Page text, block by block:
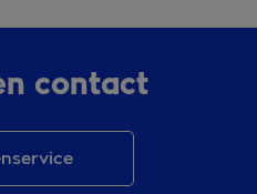
contact